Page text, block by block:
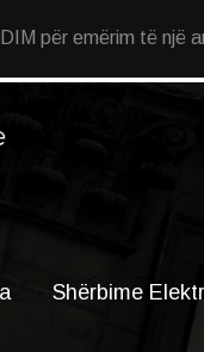
për emërim të një
Shërbime